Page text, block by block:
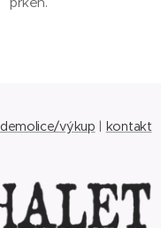
demolice/výkup | kontakt